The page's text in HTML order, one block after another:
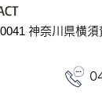
神奈川県横